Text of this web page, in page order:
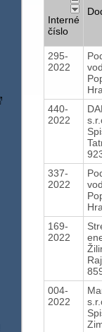
Interné
číslo
295-
2022
440-
2022
337-
2022
169-
2022
004-
2022